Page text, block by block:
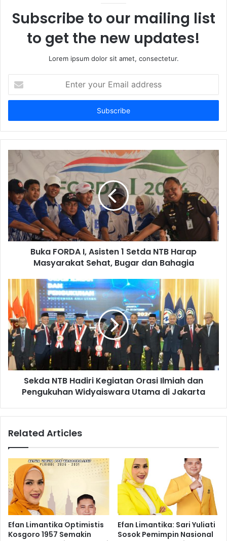
Subscribe to our mailing list
to get the new updates!
Lorem ipsum dolor sit amet, consectetur.
your
Email
Buka FORDA I, Asisten 1 Setda NTB Harap
Masyarakat Sehat, Bugar dan Bahagia
Sekda NTB Hadiri Kegiatan Orasi Ilmiah dan
Pengukuhan Widyaiswara Utama di Jakarta
Related Articles
Efan Limantika Optimistis
Kosgoro 1957 Semakin
Efan Limantika: Sari Yuliati
Sosok Pemimpin Nasional